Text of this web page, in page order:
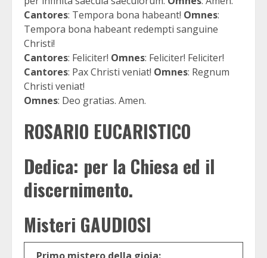
Cantores: Tempora bona habeant! Omnes:
Tempora bona habeant redempti sanguine
Christi!
Cantores: Feliciter! Omnes: Feliciter! Feliciter!
Cantores: Pax Christi veniat! Omnes: Regnum
Christi veniat!
Omnes: Deo gratias. Amen.
ROSARIO EUCARISTICO
Dedica: per la Chiesa ed il
discernimento.
Misteri GAUDIOSI